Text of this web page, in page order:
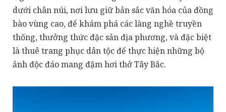
dưới chân núi, nơi lưu giữ bản sắc văn hóa của đồng
bào vùng cao, để khám phá các làng nghề truyền
thống, thưởng thức đặc sản địa phương, và đặc biệt
là thuê trang phục dân tộc để thực hiện những bộ
ảnh độc đáo mang đậm hơi thở Tây Bắc.